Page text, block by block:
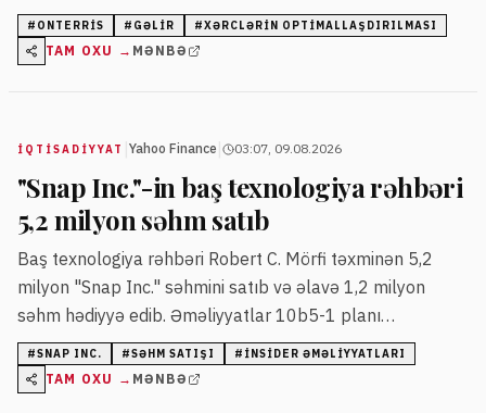
endirib, amma ikinci yarı üçün güclü nağd pul axını
gözləyir.
# ONTERRIS # GƏLIR #XƏRCLƏRIN OPTIMALLAŞDIRILMASI
TAM OXU → MƏNBƏ
İQTISADIYYAT Yahoo Finance 03:07, 09.08.2026
"Snap Inc."-in baş texnologiya rəhbəri
5,2 milyon səhm satıb
Baş texnologiya rəhbəri Robert C. Mörfi təxminən 5,2
milyon "Snap Inc." səhmini satıb və əlavə 1,2 milyon
səhm hədiyyə edib. Əməliyyatlar 10b5-1 planı
çərçivəsində aparılıb. Satışdan sonra Mörfinin birbaşa və
dolayı səhm payı təxminən 246,55 milyon dollar
dəyərində qalır.
#SNAP INC. #SƏHM SATIŞI # INSIDER ƏMƏLIYYATLARI
TAM OXU → MƏNBƏ